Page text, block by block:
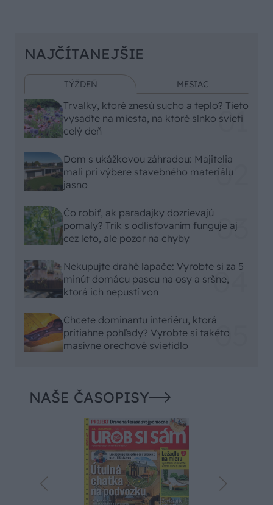
NAJČÍTANEJŠIE
TÝŽDEŇ MESIAC
Trvalky, ktoré znesú sucho a teplo? Tieto
vysaďte na miesta, na ktoré slnko svieti
celý deň
Dom s ukážkovou záhradou: Majitelia
mali pri výbere stavebného materiálu
jasno
Čo robiť, ak paradajky dozrievajú
pomaly? Trik s odlisťovaním funguje aj
cez leto, ale pozor na chyby
Nekupujte drahé lapače: Vyrobte si za 5
minút domácu pascu na osy a sršne,
ktorá ich nepustí von
Chcete dominantu interiéru, ktorá
pritiahne pohľady? Vyrobte si takéto
masívne orechové svietidlo
NAŠE ČASOPISY